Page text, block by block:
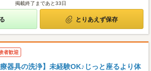
掲載終了まであと33日
とりあえず保存
者歓迎
療器具の洗浄】未経験OK♪じっと座るより体